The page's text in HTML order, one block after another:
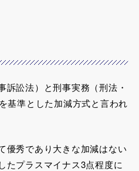
訴訟法）と刑事実務（刑法・
基準とした加減方式と言われ
優秀であり大きな加減はない
たプラスマイナス3点程度に